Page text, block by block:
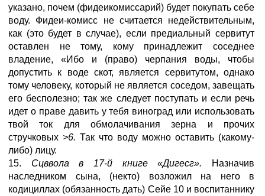
указано, почем (фидеикомиссарий) будет покупать себе
воду. Фидеи-комисс не считается недействительным,
как (это будет в случае), если предиальный сервитут
оставлен не тому, кому принадлежит соседнее
владение, «Ибо и (право) черпания воды, чтобы
допустить к воде скот, является сервитутом, однако
тому человеку, который не является соседом, завещать
его бесполезно; так же следует поступать и если речь
идет о праве давить у тебя виноград или использовать
твой ток для обмолачивания зерна и прочих
стручковых >6. Так что воду можно оставить (какому-
либо) лицу.
15. Сцввола в 17-й книге «Дигесг».
Назначив
наследником сына, (некто) возложил на него в
кодициллах (обязанность дать) Сейе 10 и воспитаннику